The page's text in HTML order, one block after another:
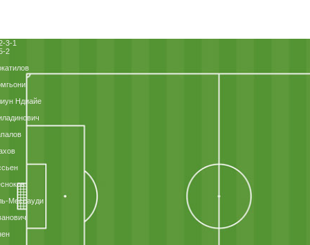
3-1
2
Ндиайе
Мессауди